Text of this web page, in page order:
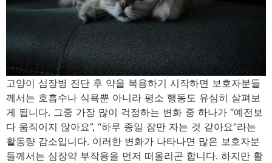
고양이 심장병 진단 후 약을 복용하기 시작하면 보호자분들
께서는 호흡수나 식욕뿐 아니라 평소 행동도 유심히 살펴보
게 됩니다. 그중 가장 많이 걱정하는 변화 중 하나가 “예전보
다 움직이지 않아요”, “하루 종일 잠만 자는 것 같아요”라는
활동량 감소입니다. 이러한 변화가 나타나면 많은 보호자분
들께서는 심장약 부작용을 먼저 떠올리곤 합니다. 하지만 활